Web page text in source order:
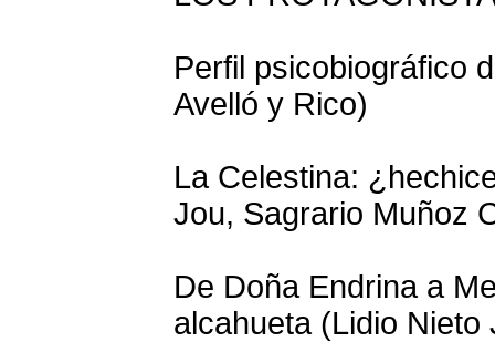
Perfil psicobiográfico
Avelló y Rico)
La Celestina:
Jou, Sagrario Muñoz
De Doña Endrina a
alcahueta (Lidio Nieto